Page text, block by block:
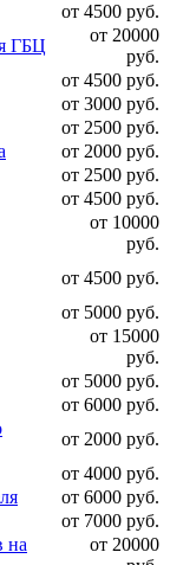
от 4500 руб.
ГБЦ
от 20000
руб.
от 4500 руб.
от 3000 руб.
от 2500 руб.
от 2000 руб.
от 2500 руб.
от 4500 руб.
от 10000
руб.
от 4500 руб.
от 5000 руб.
от 15000
руб.
от 5000 руб.
от 6000 руб.
от 2000 руб.
от 4000 руб.
от 6000 руб.
от 7000 руб.
на
от 20000